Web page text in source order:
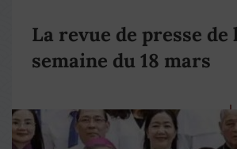
La revue de presse de
semaine du 18 mars